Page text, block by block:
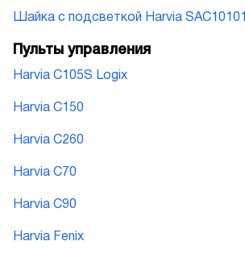
Шайка с подсветкой Harvia SAC10101
Пульты управления
Harvia C105S Logix
Harvia C150
Harvia C260
Harvia C70
Harvia C90
Harvia Fenix